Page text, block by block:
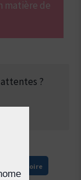
matière de
?
Laboratoire